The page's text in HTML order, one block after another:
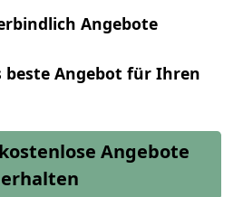
Angebote
beste Angebot für Ihren
Angebote
erhalten